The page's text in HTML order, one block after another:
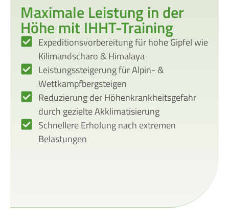
Maximale Leistung in der
Höhe mit IHHT-Training
Expeditionsvorbereitung für hohe Gipfel wie
Kilimandscharo & Himalaya
Leistungssteigerung für Alpin- &
Wettkampfbergsteigen
Reduzierung der Höhenkrankheitsgefahr
durch gezielte Akklimatisierung
Schnellere Erholung nach extremen
Belastungen